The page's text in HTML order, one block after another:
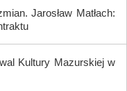
Jarosław Matłach:
Kultury Mazurskiej w